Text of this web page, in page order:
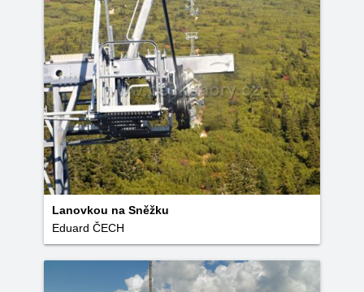
Lanovkou na Sněžku
Eduard ČECH